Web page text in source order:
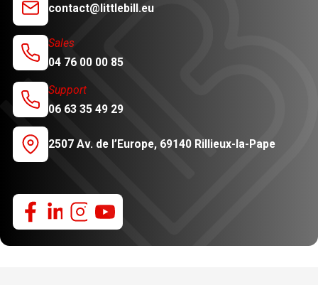
contact@littlebill.eu
Sales
04 76 00 00 85
Support
06 63 35 49 29
2507 Av. de l’Europe, 69140 Rillieux-la-Pape